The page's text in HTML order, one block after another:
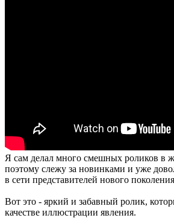
Я сам делал много смешных роликов в
поэтому слежу за новинками и уже
в сети представителей нового
Вот это - яркий и забавный ролик,
качестве иллюстрации явления.